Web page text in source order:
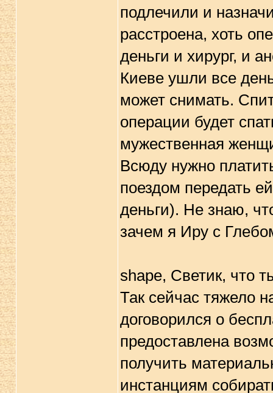
подлечили и
расстроена, хоть
деньги и хирург, и
Киеве ушли все
может снимать.
операции будет
мужественная
Всюду нужно
поездом передать
деньги). Не знаю,
зачем я Иру с
shape, Светик, что
Так сейчас тяжело
договорился о
предоставлена
получить
инстанциям